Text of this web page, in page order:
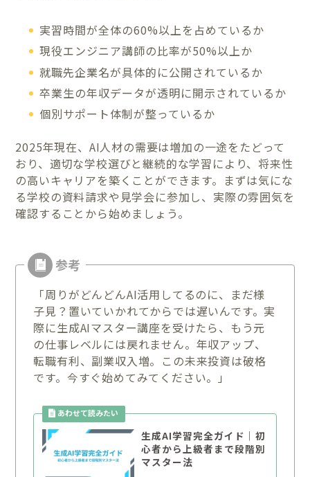
実習時間が全体の60%以上を占めているか
現役エンジニア講師の比率が50%以上か
就職先企業名が具体的に公開されているか
卒業生の年収データが透明に開示されているか
個別サポート体制が整っているか
2025年現在、AI人材の需要は増加の一途をたどって
おり、適切な学校選びと継続的な学習により、将来性
の高いキャリアを築くことができます。まずは気にな
る学校の資料請求や見学会に参加し、実際の雰囲気を
確認することから始めましょう。
「周りがどんどんAI活用してるのに、まだ様
子見？置いていかれてからでは遅いんです。実
際に生成AIマスター講座を受けたら、もう元
の仕事レベルには戻れません。年収アップ、
転職有利、副業収入増。この未来投資は破格
です。今すぐ始めてみてください。」
生成AI学習完全ガイド｜初
心者から上級者まで段階別
マスター法